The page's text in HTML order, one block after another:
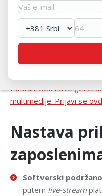
11-216. Od naših
vezi sa studijama na ITS-u.
Iskoristite priliku da
povoljnijim cenama do
Postani deo nove
multimedije. Prijavi se
Nastava
Softverski
putem live-stream